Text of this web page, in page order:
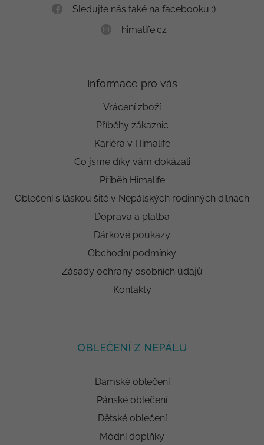
Sledujte nás také na facebooku :)
himalife.cz
Informace pro vás
Vrácení zboží
Příběhy zákaznic
Kariéra v Himalife
Co jsme díky vám dokázali
Příběh Himalife
Oblečení s láskou šité v Nepálských rodinných dílnách
Doprava a platba
Dárkové poukazy
Obchodní podmínky
Zásady ochrany osobních údajů
Kontakty
OBLEČENÍ Z NEPÁLU
Dámské oblečení
Pánské oblečení
Dětské oblečení
Módní doplňky